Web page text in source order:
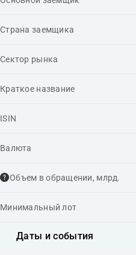
Страна заемщика
Сектор рынка
Краткое название
ISIN
Валюта
Объем в обращении, млрд.
Минимальный лот
Даты и события